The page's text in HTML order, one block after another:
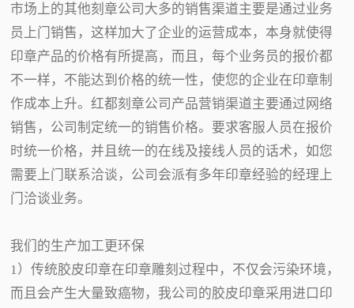
市场上的其他刻章公司大多的销售渠道主要是通过业务
员上门销售，这样加大了企业的运营成本，本身就使得
印章产品的价格有所提高，而且，每个业务员的报价都
不一样，不能达到价格的统一性，使您的企业在印章制
作成本上升。红都刻章公司产品营销渠道主要通过网络
销售，公司制定统一的销售价格。要求客服人员在报价
时统一价格，并且统一的在线及接线人员的话术，如您
需要上门联系洽谈，公司会派有多年印章经验的经理上
门洽谈业务。
我们的生产加工更环保
1）传统胶皮印章在印章雕刻过程中，不仅会污染环境，
而且会产生大量致癌物，我公司的胶皮印章采用进口印